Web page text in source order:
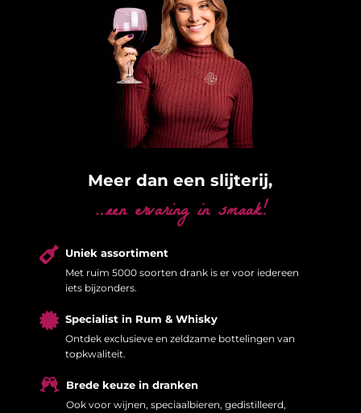
Meer dan een slijterij,
…een ervaring in smaak!
 Uniek assortiment
Met ruim 5000 soorten drank is er voor iedereen
iets bijzonders.
 Specialist in Rum & Whisky
Ontdek exclusieve en zeldzame bottelingen van
topkwaliteit.
 Brede keuze in dranken
Ook voor wijnen, speciaalbieren, gedistilleerd,